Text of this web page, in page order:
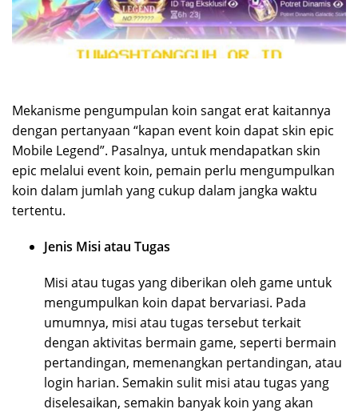
Mekanisme pengumpulan koin sangat erat kaitannya
dengan pertanyaan “kapan event koin dapat skin epic
Mobile Legend”. Pasalnya, untuk mendapatkan skin
epic melalui event koin, pemain perlu mengumpulkan
koin dalam jumlah yang cukup dalam jangka waktu
tertentu.
Jenis Misi atau Tugas
Misi atau tugas yang diberikan oleh game untuk
mengumpulkan koin dapat bervariasi. Pada
umumnya, misi atau tugas tersebut terkait
dengan aktivitas bermain game, seperti bermain
pertandingan, memenangkan pertandingan, atau
login harian. Semakin sulit misi atau tugas yang
diselesaikan, semakin banyak koin yang akan